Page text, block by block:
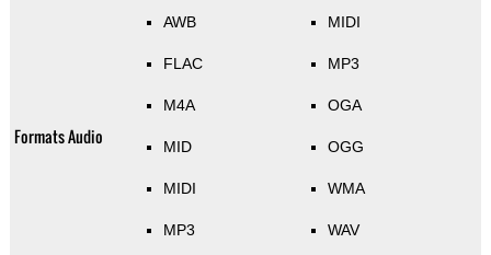
Formats Audio
AWB
FLAC
M4A
MID
MIDI
MP3
MIDI
MP3
OGA
OGG
WMA
WAV